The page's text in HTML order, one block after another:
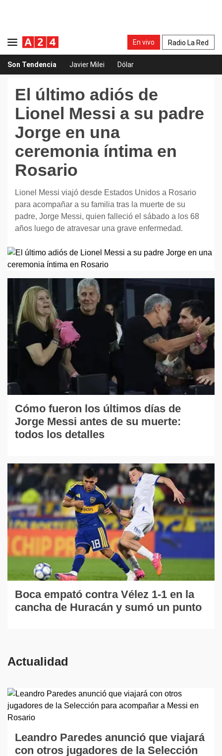
En vivo Radio La Red
Son Tendencia Javier Milei Dólar
El último adiós de
Lionel Messi a su padre
Jorge en una
ceremonia íntima en
Rosario
Lionel Messi viajó desde Estados Unidos a Rosario
para acompañar a su familia tras la muerte de su
padre, Jorge Messi, quien falleció el sábado a los 68
años luego de atravesar una grave enfermedad.
Cómo fueron los últimos días de
Jorge Messi antes de su muerte:
todos los detalles
Boca empató contra Vélez 1-1 en la
cancha de Huracán y sumó un punto
Actualidad
Leandro Paredes anunció que viajará
con otros jugadores de la Selección